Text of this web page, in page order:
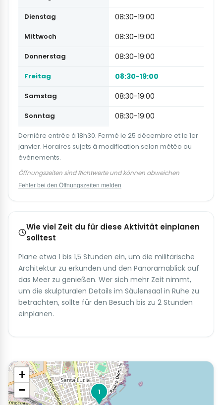
Dienstag 08:30-19:00
Mittwoch 08:30-19:00
Donnerstag 08:30-19:00
Freitag 08:30-19:00
Samstag 08:30-19:00
Sonntag 08:30-19:00
Dernière entrée à 18h30. Fermé le 25 décembre et le 1er
janvier. Horaires sujets à modification selon météo ou
événements.
Öffnungszeiten sind Richtwerte und können abweichen
Fehler bei den Öffnungszeiten melden
Wie viel Zeit du für diese Aktivität einplanen
solltest
Plane etwa 1 bis 1,5 Stunden ein, um die militärische
Architektur zu erkunden und den Panoramablick auf
das Meer zu genießen. Wer sich mehr Zeit nimmt,
um die skulpturalen Details im Säulensaal in Ruhe zu
betrachten, sollte für den Besuch bis zu 2 Stunden
einplanen.
1
+
−